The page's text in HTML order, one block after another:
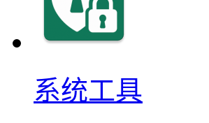
系统工具